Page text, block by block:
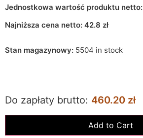
Jednostkowa wartość produktu netto:
Najniższa cena netto: 42.8 zł
Stan magazynowy: 5504 in stock
Do zapłaty brutto: 460.20 zł